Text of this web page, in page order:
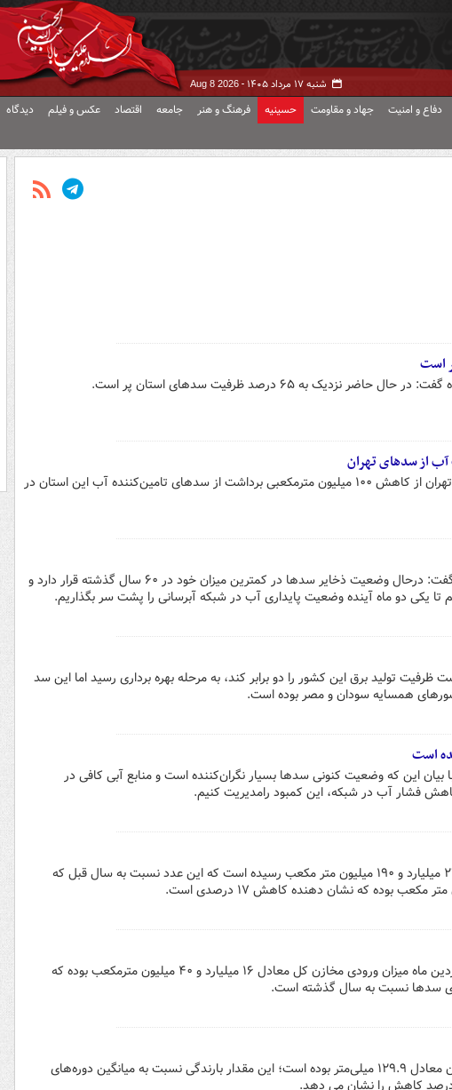
شنبه ۱۷ مرداد ۱۴۰۵ - Aug 8 2026
دفاع و امنیت جهاد و مقاومت حسینیه فرهنگ و هنر جامعه اقتصاد عکس و فیلم دیدگاه
به ۶۵ درصد ظرفیت سدهای استان پر است.
مدیرعامل شرکت آب و فاضلاب استان تهران از کاهش ۱۰۰ میلیون مترمکعبی برداشت از سدهای تامین‌کننده آب این استان در
مدیرعامل شرکت آب و فاضلاب تهران گفت: درحال وضعیت ذخایر سدها در کمترین میزان خود در ۶۰ سال گذشته قرار دارد و
تا یکی دو ماه آینده وضعیت پایداری آب در شبکه آبرسانی را پشت سر بگذاریم.
تولید برق این کشور را دو برابر کند، به مرحله بهره برداری رسید اما این سد
همسایه سودان و مصر بوده است.
است
این که وضعیت کنونی سدها بسیار نگران‌کننده است و منابع آبی کافی در
فشار آب در شبکه، این کمبود رامدیریت کنیم.
هم اکنون حجم آب موجود مخازن به ۲۷ میلیارد و ۱۹۰ میلیون متر مکعب رسیده است که این عدد نسبت به سال قبل که
از ابتدای سال آبی (مهر ماه) تا ۳۰ فروردین ماه میزان ورودی مخازن کل معادل ۱۶ میلیارد و ۴۰ میلیون مترمکعب بوده که
ارتفاع کل ریزش‌های جوی کشور تاکنون معادل ۱۲۹.۹ میلی‌متر بوده است؛ این مقدار بارندگی نسبت به میانگین دوره‌های